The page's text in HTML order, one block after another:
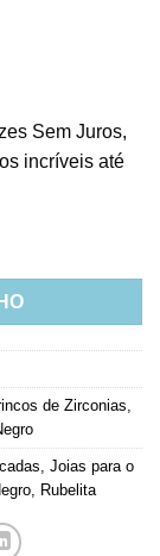
Sem Juros,
incríveis até
Joia Rodio
de Zirconias
Joias para o
Rubelita